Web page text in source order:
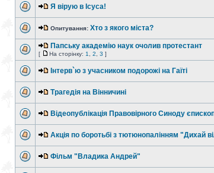
Я вірую в Ісуса!
Опитування: Хто з якого міста?
Папську академію наук очолив протестант
[ На сторінку: 1 2 3 ]
Інтерв`ю з учасником подорожі на Гаїті
Трагедія на Вінничині
Відеопублікація Правовірного Синоду
Акція по боротьбі з тютюнопалінням "Дихай
Фільм "Владика Андрей"